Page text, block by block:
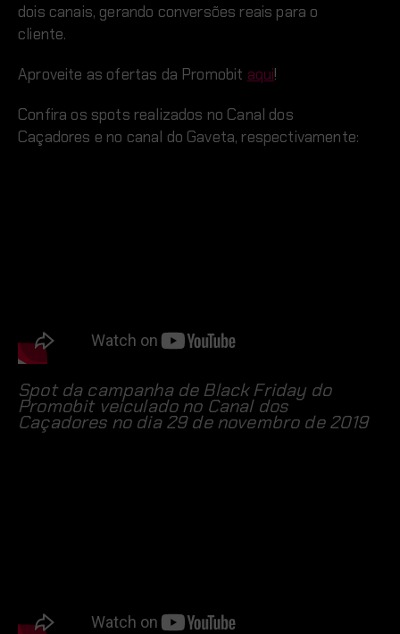
dois canais, gerando conversões reais para o
cliente.
Aproveite as ofertas da Promobit aqui!
Confira os spots realizados no Canal dos
Caçadores e no canal do Gaveta, respectivamente:
Spot da campanha de Black Friday do
Promobit veiculado no Canal dos
Caçadores no dia 29 de novembro de 2019